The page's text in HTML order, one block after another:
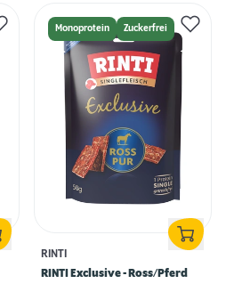
Monoprotein Zuckerfrei
RINTI
RINTI Exclusive - Ross/Pferd